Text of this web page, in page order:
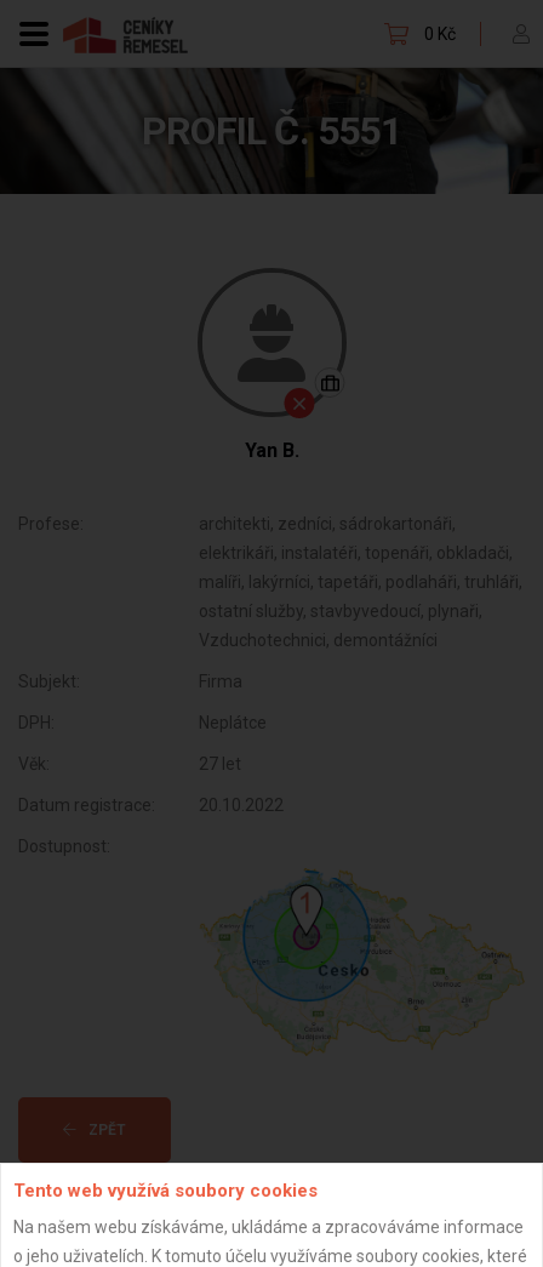
0 Kč
PROFIL Č. 5551
Yan B.
Profese:
architekti, zedníci, sádrokartonáři,
elektrikáři, instalatéři, topenáři, obkladači,
malíři, lakýrníci, tapetáři, podlaháři, truhláři,
ostatní služby, stavbyvedoucí, plynaři,
Vzduchotechnici, demontážníci
Subjekt: Firma
DPH: Neplátce
Věk: 27 let
Datum registrace: 20.10.2022
Dostupnost:
ZPĚT
Tento web využívá soubory cookies
Na našem webu získáváme, ukládáme a zpracováváme informace
o jeho uživatelích. K tomuto účelu využíváme soubory cookies, které